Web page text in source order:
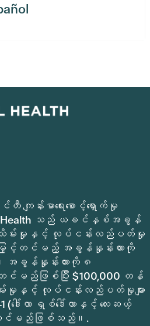
တီ ကျန်းမာရေးစောင့်ရှောက်မှု
Health သည် ယခင်နှစ်အခွန်
သိမ်းမှုနှင့် လုပ်ငန်းလည်ပတ်မှု
ြှင့်တင်မည့် အခွန်နှုန်းထားကို
ခွန်နှုန်းထားကို ၈
မည်ဖြစ်ပြီး $100,000 တန်
းမှုနှင့် လုပ်ငန်းလည်ပတ်မှုများ
ါ်လာ ရှစ်ဒေါ်လာနှင့် လေးဆယ့်
င်မည်ဖြစ်သည်။.